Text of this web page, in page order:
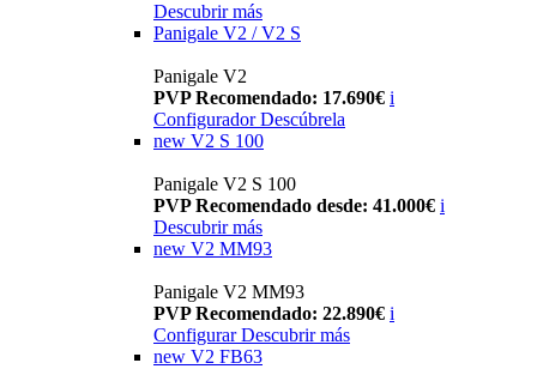
Descubrir más
Panigale V2 / V2 S
Panigale V2
PVP Recomendado: 17.690€ i
Configurador Descúbrela
new V2 S 100
Panigale V2 S 100
PVP Recomendado desde: 41.000€ i
Descubrir más
new V2 MM93
Panigale V2 MM93
PVP Recomendado: 22.890€ i
Configurar Descubrir más
new V2 FB63